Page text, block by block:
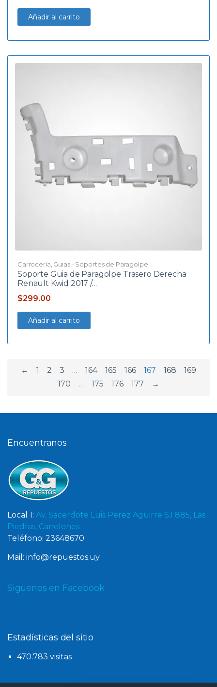
Añadir al carrito
Carrocería Guias - Soportes de Paragolpe
Soporte Guia de Paragolpe Trasero Derecha
Renault Kwid 2017 /…
$299.00
Añadir al carrito
← 1 2 3 … 164 165 166 167 168
169
170
… 175 176 177 →
Encuentranos
Local 1: Av. Sacerdote Luis Perez Aguirre SJ 885, Las
Piedras, Canelones
Teléfono: 23648670
Mail: info@repuestos.uy
Siguenos en Facebook
Estadísticas del sitio
470.783 visitas